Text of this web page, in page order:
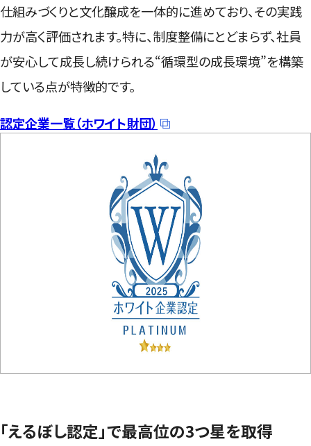
仕組みづくりと文化醸成を一体的に進めており、その実践
力が高く評価されます。特に、制度整備にとどまらず、社員
が安心して成長し続けられる“循環型の成長環境”を構築
している点が特徴的です。
認定企業一覧（ホワイト財団）
「えるぼし認定」で最高位の3つ星を取得